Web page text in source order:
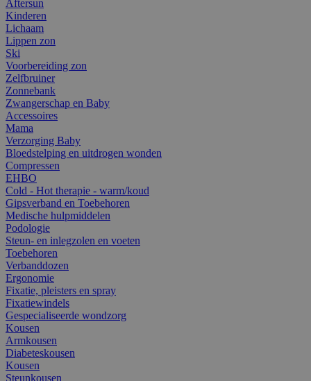
Aftersun
Kinderen
Lichaam
Lippen zon
Ski
Voorbereiding zon
Zelfbruiner
Zonnebank
Zwangerschap en Baby
Accessoires
Mama
Verzorging Baby
Bloedstelping en uitdrogen wonden
Compressen
EHBO
Cold - Hot therapie - warm/koud
Gipsverband en Toebehoren
Medische hulpmiddelen
Podologie
Steun- en inlegzolen en voeten
Toebehoren
Verbanddozen
Ergonomie
Fixatie, pleisters en spray
Fixatiewindels
Gespecialiseerde wondzorg
Kousen
Armkousen
Diabeteskousen
Kousen
Steunkousen